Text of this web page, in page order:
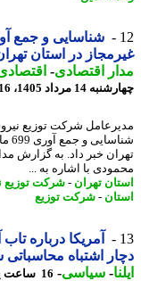
در استان تهران
اقتصادی-اقتصادی-
مرداد 1405، 15:16
شرکت توزیع نیروی
شناسایی و
خبر داد. به گزارش مدار
با اشاره به ...
تهران- شرکت توزیع
-شرکت توزیع
آمریکا درباره تاب
اشتباه محاسباتی شد
-سیاسی-